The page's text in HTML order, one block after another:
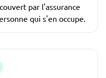
par l'assurance
qui s'en occupe.